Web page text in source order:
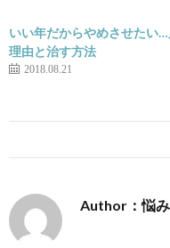
いい年だからやめさせたい
理由と治す方法
2018.08.21
Author：悩